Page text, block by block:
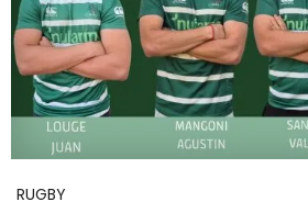
RUGBY